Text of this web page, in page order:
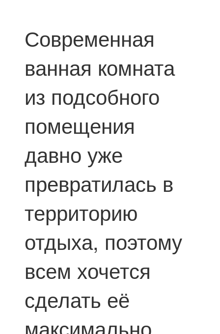
Современная
ванная комната
из подсобного
помещения
давно уже
превратилась в
территорию
отдыха, поэтому
всем хочется
сделать её
максимально